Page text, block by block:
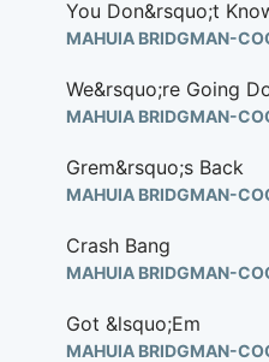
MAHUIA BRIDGMAN-
We&rsquo;re Going
MAHUIA BRIDGMAN-
Grem&rsquo;s Back
MAHUIA BRIDGMAN-
Crash Bang
MAHUIA BRIDGMAN-
Got &lsquo;Em
MAHUIA BRIDGMAN-